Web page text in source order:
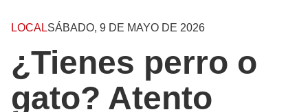
LOCALSÁBADO, 9 DE MAYO DE 2026
¿Tienes perro o
gato? Atento